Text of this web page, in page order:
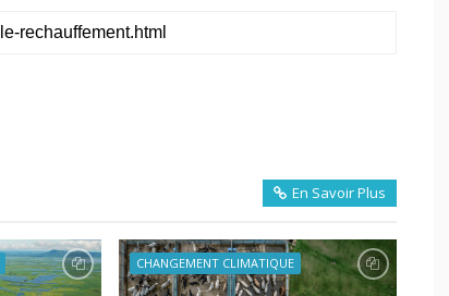
En Savoir Plus
CHANGEMENT CLIMATIQUE